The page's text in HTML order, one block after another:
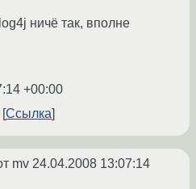
ничё так, вполне
+00:00
Ссылка
mv 24.04.2008 13:07:14